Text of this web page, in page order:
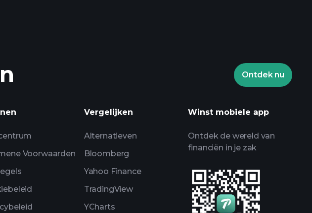
dagelijkse marktanalyse
Ontdek nu
Voorwaarden
Vergelijken
Alternatieven
Bloomberg
Yahoo Finance
TradingView
YCharts
Winst mobiele app
Ontdek de wereld van
financiën in je zak